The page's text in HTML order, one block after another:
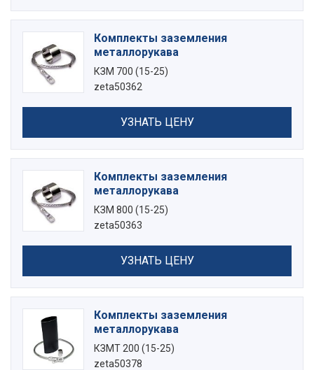
Комплекты заземления
металлорукава
КЗМ 700 (15-25)
zeta50362
УЗНАТЬ ЦЕНУ
Комплекты заземления
металлорукава
КЗМ 800 (15-25)
zeta50363
УЗНАТЬ ЦЕНУ
Комплекты заземления
металлорукава
КЗМТ 200 (15-25)
zeta50378